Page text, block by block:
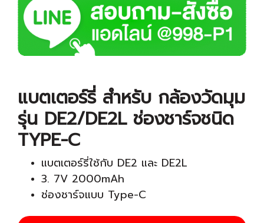
แบตเตอร์รี่ สำหรับ กล้องวัดมุม
รุ่น DE2/DE2L ช่องชาร์จชนิด
TYPE-C
แบตเตอร์รี่ใช้กับ DE2 และ DE2L
3. 7V 2000mAh
ช่องชาร์จแบบ Type-C